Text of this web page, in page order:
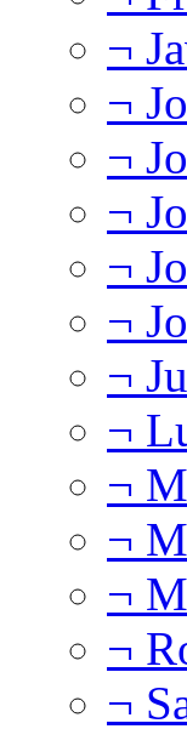
¬
¬
¬
¬
¬
¬
¬
¬
¬
¬
¬
¬
¬